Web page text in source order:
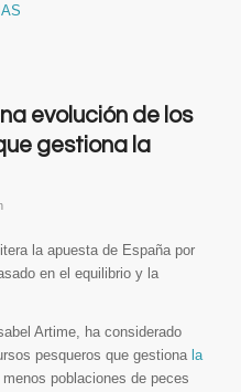
evolución de los
gestiona la
la apuesta de España por
en el equilibrio y la
Artime, ha considerado
pesqueros que gestiona la
poblaciones de peces